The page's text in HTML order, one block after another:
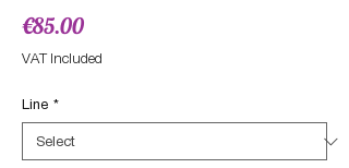
€85.00Price
VAT Included
Line *